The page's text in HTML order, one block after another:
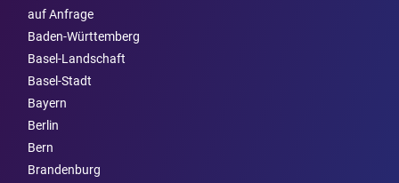
auf Anfrage
Baden-Württemberg
Basel-Landschaft
Basel-Stadt
Bayern
Berlin
Bern
Brandenburg